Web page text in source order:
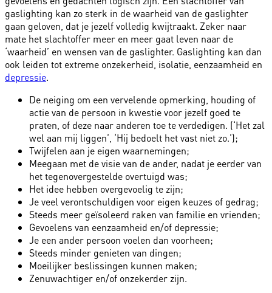
gaslighting kan zo sterk in de waarheid van de gaslighter
gaan geloven, dat je jezelf volledig kwijtraakt. Zeker naar
mate het slachtoffer meer en meer gaat leven naar de
‘waarheid’ en wensen van de gaslighter. Gaslighting kan dan
ook leiden tot extreme onzekerheid, isolatie, eenzaamheid en
depressie.
De neiging om een vervelende opmerking, houding of
actie van de persoon in kwestie voor jezelf goed te
praten, of deze naar anderen toe te verdedigen. (‘Het zal
wel aan mij liggen’, ‘Hij bedoelt het vast niet zo.’);
Twijfelen aan je eigen waarnemingen;
Meegaan met de visie van de ander, nadat je eerder van
het tegenovergestelde overtuigd was;
Het idee hebben overgevoelig te zijn;
Je veel verontschuldigen voor eigen keuzes of gedrag;
Steeds meer geïsoleerd raken van familie en vrienden;
Gevoelens van eenzaamheid en/of depressie;
Je een ander persoon voelen dan voorheen;
Steeds minder genieten van dingen;
Moeilijker beslissingen kunnen maken;
Zenuwachtiger en/of onzekerder zijn.